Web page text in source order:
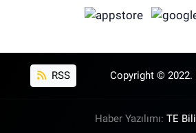
RSS Copyright © 2022.
Haber Yazılımı: TE